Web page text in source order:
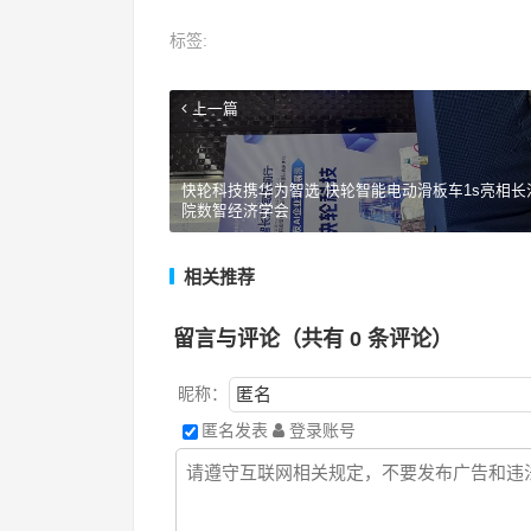
标签:
上一篇
快轮科技携华为智选 快轮智能电动滑板车1s亮相长
院数智经济学会
相关推荐
留言与评论（共有 0 条评论）
昵称：
匿名发表
登录账号